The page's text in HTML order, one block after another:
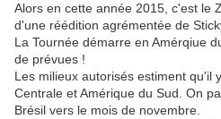
Alors en cette année 2015, c'est le
d'une réédition agrémentée de
La Tournée démarre en Amérqiue
de prévues !
Les milieux autorisés estiment qu'il
Centrale et Amérique du Sud. On
Brésil vers le mois de novembre.